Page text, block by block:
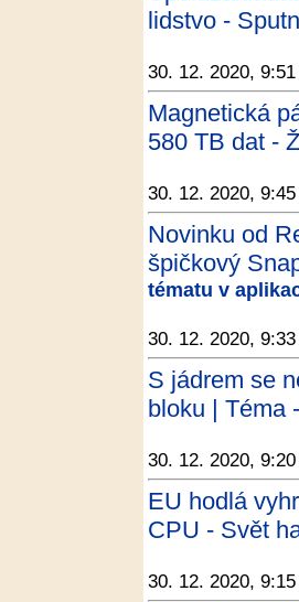
lidstvo -
30. 12. 2020, 9:51
Magnetická
580 TB dat -
30. 12. 2020, 9:45
Novinku od
špičkový
tématu v
30. 12. 2020, 9:33
S jádrem se
bloku | Téma
30. 12. 2020, 9:20
EU hodlá
CPU - Svět
30. 12. 2020, 9:15